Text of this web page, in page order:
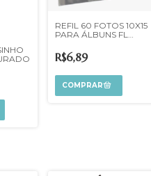
REFIL 60 FOTOS 10X15
PARA ÁLBUNS FL
R$6,89